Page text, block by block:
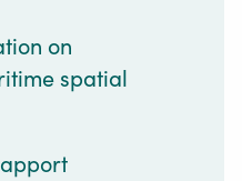
on
spatial